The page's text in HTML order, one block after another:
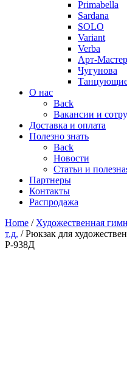
Primabella
Sardana
SOLO
Variant
Verba
Арт-Мастер
Чугунова
О нас
Back
Вакансии и
Доставка и оплата
Полезно знать
Back
Новости
Статьи и
Партнеры
Контакты
Распродажа
Home / Художественная
т.д. / Рюкзак для
Р-938Д